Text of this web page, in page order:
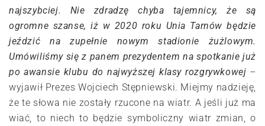
najszybciej. Nie zdradzę chyba tajemnicy, że są
ogromne szanse, iż w 2020 roku Unia Tarnów będzie
jeździć na zupełnie nowym stadionie żużlowym.
Umówiliśmy się z panem prezydentem na spotkanie już
po awansie klubu do najwyższej klasy rozgrywkowej –
wyjawił Prezes Wojciech Stępniewski. Miejmy nadzieję,
że te słowa nie zostały rzucone na wiatr. A jeśli już ma
wiać, to niech to będzie symboliczny wiatr zmian, o